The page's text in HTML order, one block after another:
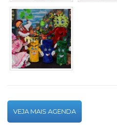
VEJA MAIS AGENDA